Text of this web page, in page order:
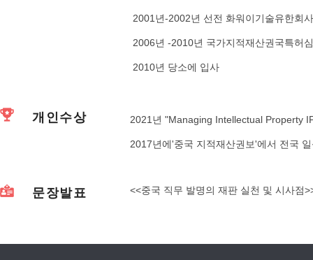
2001년-2002년 선전 화워이기술유한회
2006년 -2010년 국가지적재산권국특허
2010년 당소에 입사
개인수상 2021년 "Managing Intellectual Property
2017년에'중국 지적재산권보'에서 전국
문장발표 <<중국 직무 발명의 재판 실천 및 시사점